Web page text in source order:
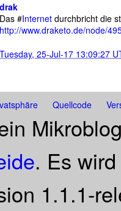
drak
Das #Internet durchbricht die
http://www.draketo.de/node/
Tuesday, 25-Jul-17 13:09:27
Quellcode
. Es
1.1.1-